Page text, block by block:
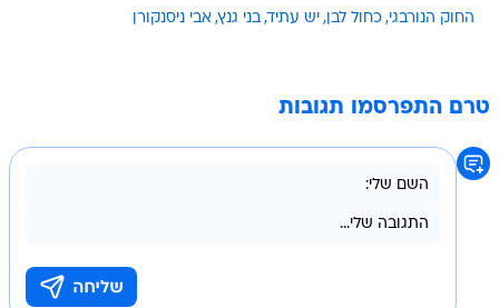
בשליחת התגובה אני מסכים לתנאי השימוש